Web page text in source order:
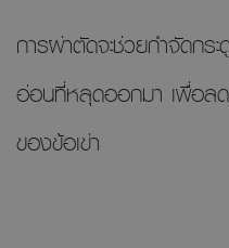
การผ่าตัดจะช่วยกำจัดก
อ่อนที่หลุดออกมา เพื่อลด
ของข้อเข่า